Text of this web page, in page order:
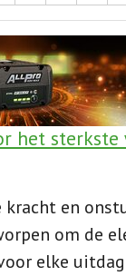
het sterkste
kracht en
om de
elke